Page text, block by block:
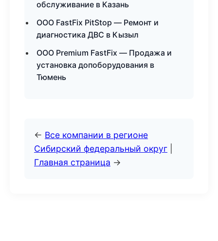
обслуживание в Казань
ООО FastFix PitStop — Ремонт и
диагностика ДВС в Кызыл
ООО Premium FastFix — Продажа и
установка допоборудования в
Тюмень
← Все компании в регионе
Сибирский федеральный округ
Главная страница →